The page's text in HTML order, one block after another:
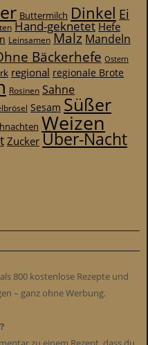
Buttermilch Dinkel Ei
Hand-geknetet Hefe
Leinsamen Malz Mandeln
Bäckerhefe Ostern
regional regionale Brote
Rosinen Sahne
Sesam Süßer
Weizen
ZuckerÜber-Nacht
800 kostenlose Rezepte und
– ganz ohne Werbung.